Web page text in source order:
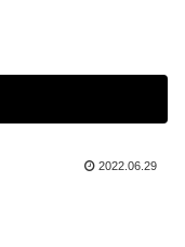
2022.06.29